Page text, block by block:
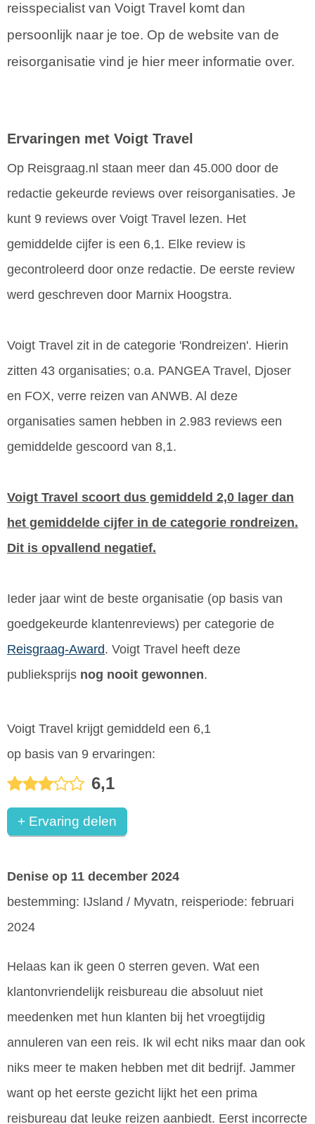
reisspecialist van Voigt Travel komt dan
persoonlijk naar je toe. Op de website van de
reisorganisatie vind je hier meer informatie over.
Ervaringen met Voigt Travel
Op Reisgraag.nl staan meer dan 45.000 door de
redactie gekeurde reviews over reisorganisaties. Je
kunt 9 reviews over Voigt Travel lezen. Het
gemiddelde cijfer is een 6,1. Elke review is
gecontroleerd door onze redactie. De eerste review
werd geschreven door Marnix Hoogstra.
Voigt Travel zit in de categorie 'Rondreizen'. Hierin
zitten 43 organisaties; o.a. PANGEA Travel, Djoser
en FOX, verre reizen van ANWB. Al deze
organisaties samen hebben in 2.983 reviews een
gemiddelde gescoord van 8,1.
Voigt Travel scoort dus gemiddeld 2,0 lager dan
het gemiddelde cijfer in de categorie rondreizen.
Dit is opvallend negatief.
Ieder jaar wint de beste organisatie (op basis van
goedgekeurde klantenreviews) per categorie de
Reisgraag-Award. Voigt Travel heeft deze
publieksprijs nog nooit gewonnen.
Voigt Travel krijgt gemiddeld een 6,1
op basis van 9 ervaringen:
6,1
+ Ervaring delen
Denise op 11 december 2024
bestemming: IJsland / Myvatn, reisperiode: februari
2024
Helaas kan ik geen 0 sterren geven. Wat een
klantonvriendelijk reisbureau die absoluut niet
meedenken met hun klanten bij het vroegtijdig
annuleren van een reis. Ik wil echt niks maar dan ook
niks meer te maken hebben met dit bedrijf. Jammer
want op het eerste gezicht lijkt het een prima
reisbureau dat leuke reizen aanbiedt. Eerst incorrecte